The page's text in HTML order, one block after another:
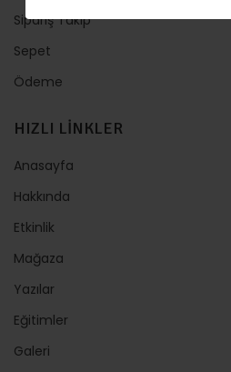
Sipariş Takip
Sepet
Ödeme
HIZLI LİNKLER
Anasayfa
Hakkında
Etkinlik
Mağaza
Yazılar
Eğitimler
Galeri